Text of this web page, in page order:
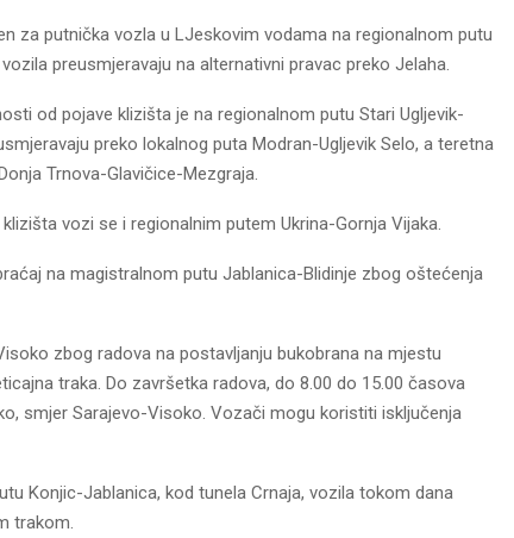
za putnička vozla u LJeskovim vodama na regionalnom putu
preusmjeravaju na alternativni pravac preko Jelaha.
od pojave klizišta je na regionalnom putu Stari Ugljevik-
preko lokalnog puta Modran-Ugljevik Selo, a teretna
Trnova-Glavičice-Mezgraja.
vozi se i regionalnim putem Ukrina-Gornja Vijaka.
na magistralnom putu Jablanica-Blidinje zbog oštećenja
zbog radova na postavljanju bukobrana na mjestu
traka. Do završetka radova, do 8.00 do 15.00 časova
smjer Sarajevo-Visoko. Vozači mogu koristiti isključenja
Konjic-Jablanica, kod tunela Crnaja, vozila tokom dana
trakom.